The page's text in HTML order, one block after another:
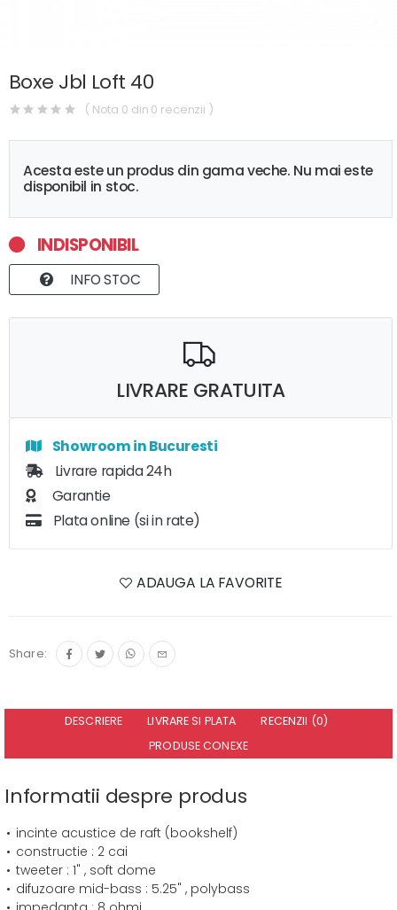
Boxe Jbl Loft 40
( Nota 0 din 0 recenzii )
Acesta este un produs din gama veche. Nu mai este
disponibil in stoc.
INDISPONIBIL
INFO STOC
LIVRARE GRATUITA
Showroom in Bucuresti
Livrare rapida 24h
Garantie
Plata online (si in rate)
ADAUGA LA FAVORITE
Share:
DESCRIERE LIVRARE SI PLATA
RECENZII (0)
PRODUSE CONEXE
Informatii despre produs
incinte acustice de raft (bookshelf)
constructie : 2 cai
tweeter : 1" , soft dome
difuzoare mid-bass : 5.25" , polybass